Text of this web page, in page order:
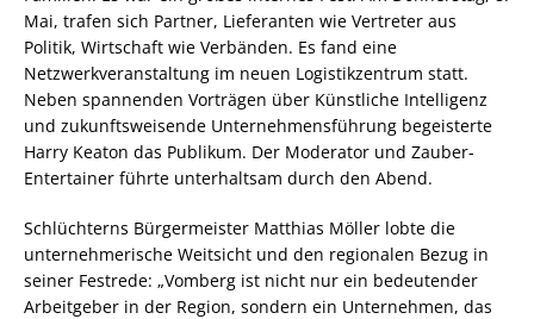
Mai, trafen sich Partner, Lieferanten wie Vertreter aus
Politik, Wirtschaft wie Verbänden. Es fand eine
Netzwerkveranstaltung im neuen Logistikzentrum statt.
Neben spannenden Vorträgen über Künstliche Intelligenz
und zukunftsweisende Unternehmensführung begeisterte
Harry Keaton das Publikum. Der Moderator und Zauber-
Entertainer führte unterhaltsam durch den Abend.
Schlüchterns Bürgermeister Matthias Möller lobte die
unternehmerische Weitsicht und den regionalen Bezug in
seiner Festrede: „Vomberg ist nicht nur ein bedeutender
Arbeitgeber in der Region, sondern ein Unternehmen, das